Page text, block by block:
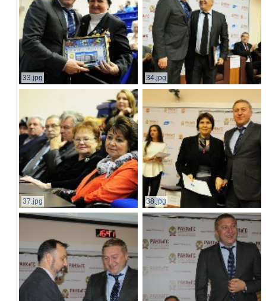
33.jpg 34.jpg
37.jpg 38.jpg